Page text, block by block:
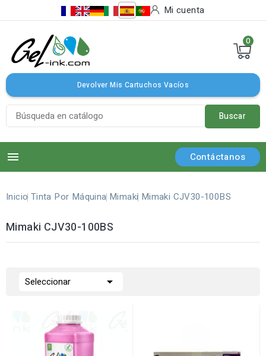
Mi cuenta
0
Devolver Mis Cartuchos Vacíos
Buscar
 Contáctanos
Inicio Tinta Por Máquina Mimaki Mimaki CJV30-100BS
Mimaki CJV30-100BS
Seleccionar 